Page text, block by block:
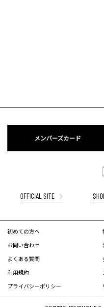
メンバーズカード
OFFICIAL SITE
初めての方へ
お問い合わせ
よくある質問
利用規約
プライバシーポリシー